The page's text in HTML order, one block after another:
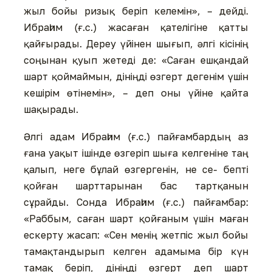
жыл бойы ризық беріп келемін», – дейді.
Ибраһим (ғ.с.) жасаған қателігіне қатты
қайғырады. Дереу үйінен шығып, әлгі кісінің
соңынан қуып жетеді де: «Саған ешқандай
шарт қоймаймын, дініңді өзгерт дегенім үшін
кешірім өтінемін», – деп оны үйіне қайта
шақырады.
Әлгі адам Ибраһим (ғ.с.) пайғамбардың аз
ғана уақыт ішінде өзгеріп шыға келгеніне таң
қалып, неге бұлай өзгергенін, не се- бепті
қойған шарттарынан бас тартқанын
сұрайды. Сонда Ибраһим (ғ.с.) пайғамбар:
«Раббым, саған шарт қойғаным үшін маған
ескерту жасап: «Сен менің жетпіс жыл бойы
тамақтандырып келген адамыма бір күн
тамақ беріп, дініңді өзгерт деп шарт